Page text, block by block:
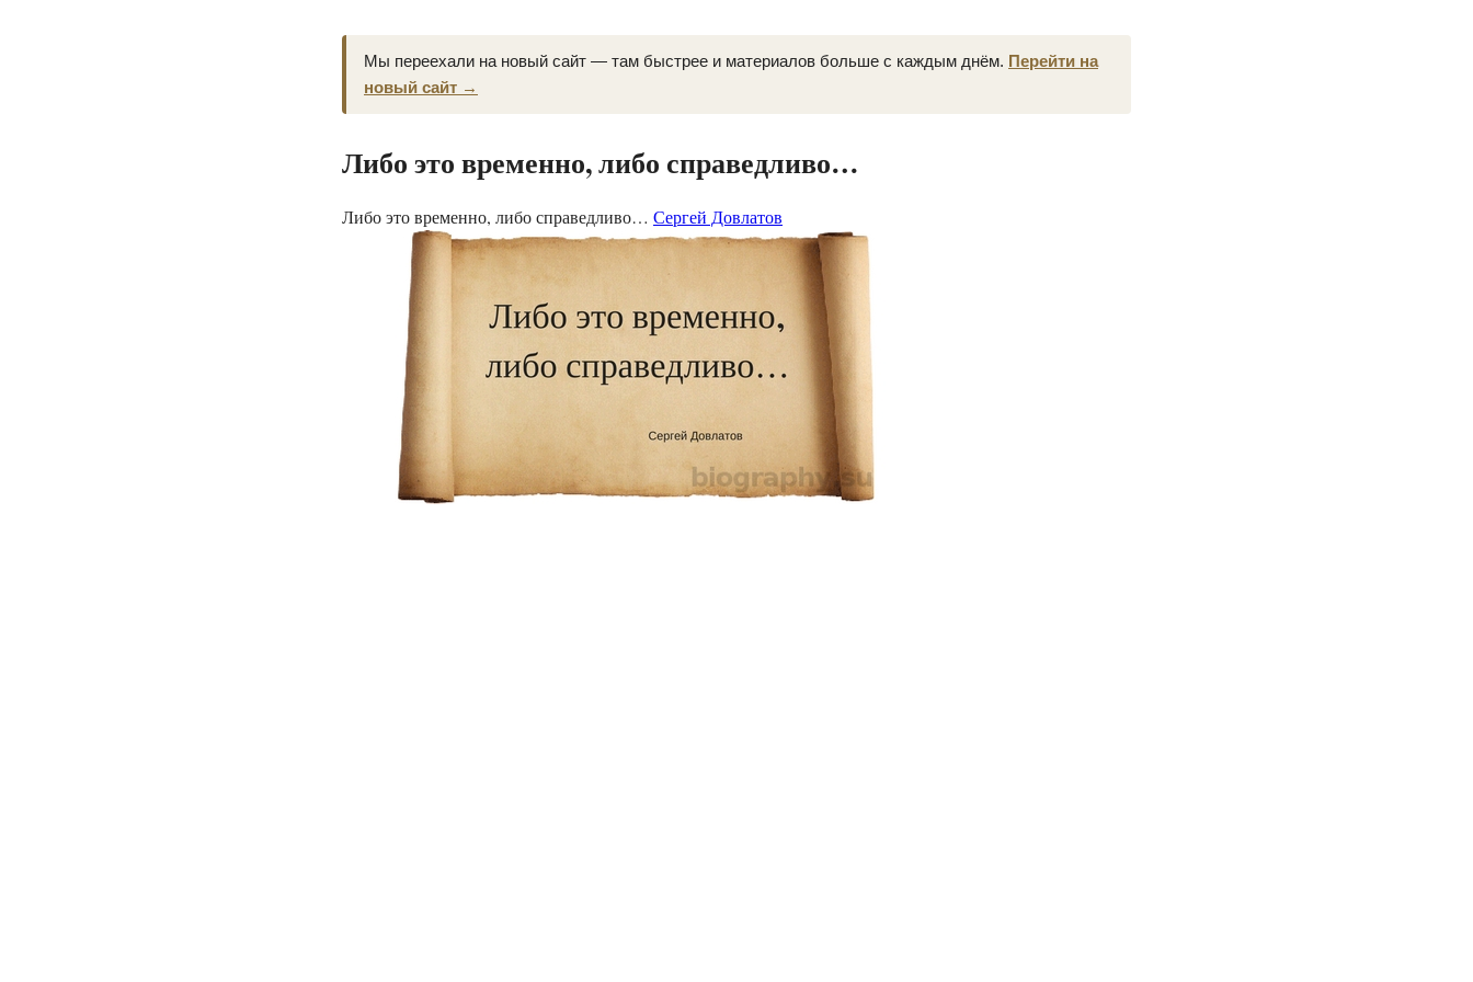
Мы переехали на новый сайт — там быстрее и материалов больше с каждым днём. Перейти на
новый сайт →
Либо это временно, либо справедливо…
Либо это временно, либо справедливо… Сергей Довлатов